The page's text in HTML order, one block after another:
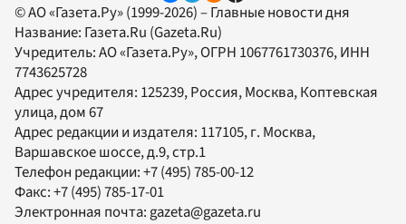
© АО «Газета.Ру» (1999-2026) – Главные новости дня
Название: Газета.Ru (Gazeta.Ru)
Учредитель:АО «Газета.Ру», ОГРН 1067761730376, ИНН
7743625728
Адрес учредителя: 125239, Россия, Москва, Коптевская
улица, дом 67
Адрес редакции и издателя: 117105, г. Москва,
Варшавское шоссе, д.9, стр.1
Телефон редакции:+7 (495) 785-00-12
Факс:+7 (495) 785-17-01
Электронная почта:gazeta@gazeta.ru